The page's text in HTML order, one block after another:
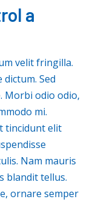
a
velit fringilla.
Sed
Morbi odio odio,
mi.
tincidunt elit
Nam mauris
blandit tellus.
ornare semper